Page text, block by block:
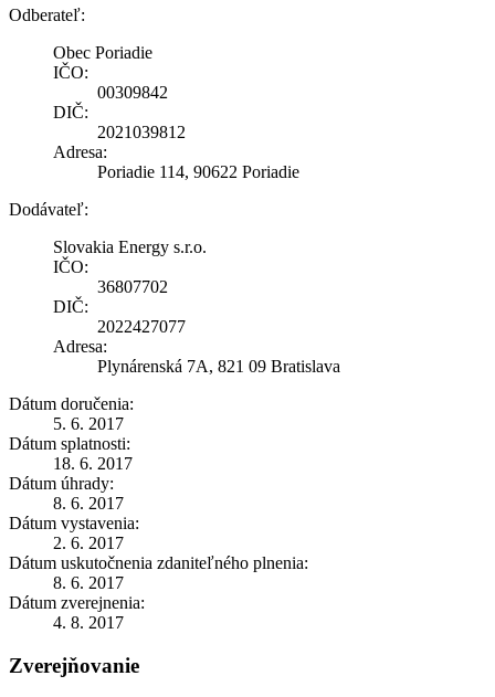
Odberateľ:
Obec Poriadie
IČO:
00309842
DIČ:
2021039812
Adresa:
Poriadie 114, 90622 Poriadie
Dodávateľ:
Slovakia Energy s.r.o.
IČO:
36807702
DIČ:
2022427077
Adresa:
Plynárenská 7A, 821 09 Bratislava
Dátum doručenia:
5. 6. 2017
Dátum splatnosti:
18. 6. 2017
Dátum úhrady:
8. 6. 2017
Dátum vystavenia:
2. 6. 2017
Dátum uskutočnenia zdaniteľného plnenia:
8. 6. 2017
Dátum zverejnenia:
4. 8. 2017
Zverejňovanie